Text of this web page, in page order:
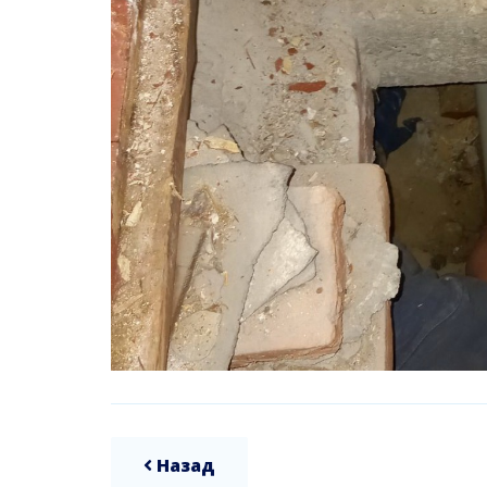
Назад